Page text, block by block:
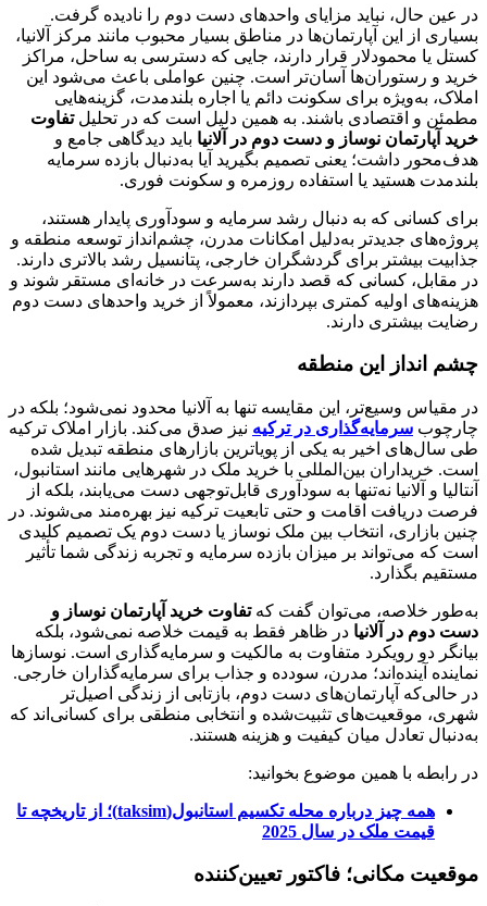
در عین حال، نباید مزایای واحدهای دست‌ دوم را نادیده گرفت.
بسیاری از این آپارتمان‌ها در مناطق بسیار محبوب مانند مرکز آلانیا،
کستل یا محمودلار قرار دارند، جایی که دسترسی به ساحل، مراکز
خرید و رستوران‌ها آسان‌تر است. چنین عواملی باعث می‌شود این
املاک، به‌ویژه برای سکونت دائم یا اجاره بلندمدت، گزینه‌هایی
مطمئن و اقتصادی باشند. به همین دلیل است که در تحلیلتفاوت
خرید آپارتمان نوساز و دست‌ دوم در آلانیا باید دیدگاهی جامع و
هدف‌محور داشت؛ یعنی تصمیم بگیرید آیا به‌دنبال بازده سرمایه
بلندمدت هستید یا استفاده روزمره و سکونت فوری.
برای کسانی که به دنبال رشد سرمایه و سودآوری پایدار هستند،
پروژه‌های جدیدتر به‌دلیل امکانات مدرن، چشم‌انداز توسعه منطقه و
جذابیت بیشتر برای گردشگران خارجی، پتانسیل رشد بالاتری دارند.
در مقابل، کسانی که قصد دارند به‌سرعت در خانه‌ای مستقر شوند و
هزینه‌های اولیه کمتری بپردازند، معمولاً از خرید واحدهای دست‌ دوم
رضایت بیشتری دارند.
چشم انداز این منطقه
در مقیاس وسیع‌تر، این مقایسه تنها به آلانیا محدود نمی‌شود؛ بلکه در
چارچوب سرمایه‌گذاری در ترکیه نیز صدق می‌کند. بازار املاک ترکیه
طی سال‌های اخیر به یکی از پویاترین بازارهای منطقه تبدیل شده
است. خریداران بین‌المللی با خرید ملک در شهرهایی مانند استانبول،
آنتالیا و آلانیا نه‌تنها به سودآوری قابل‌توجهی دست می‌یابند، بلکه از
فرصت دریافت اقامت و حتی تابعیت ترکیه نیز بهره‌مند می‌شوند. در
چنین بازاری، انتخاب بین ملک نوساز یا دست‌ دوم یک تصمیم کلیدی
است که می‌تواند بر میزان بازده سرمایه و تجربه زندگی شما تأثیر
مستقیم بگذارد.
به‌طور خلاصه، می‌توان گفت کهتفاوت خرید آپارتمان نوساز و
دست‌ دوم در آلانیا در ظاهر فقط به قیمت خلاصه نمی‌شود، بلکه
بیانگر دو رویکرد متفاوت به مالکیت و سرمایه‌گذاری است. نوسازها
نماینده آینده‌اند؛ مدرن، سودده و جذاب برای سرمایه‌گذاران خارجی.
در حالی‌که آپارتمان‌های دست‌ دوم، بازتابی از زندگی اصیل‌تر
شهری، موقعیت‌های تثبیت‌شده و انتخابی منطقی برای کسانی‌اند که
به‌دنبال تعادل میان کیفیت و هزینه هستند.
در رابطه با همین موضوع بخوانید:
همه چیز درباره محله تکسیم استانبول(taksim)؛ از تاریخچه تا
قیمت ملک در سال 2025
موقعیت مکانی؛ فاکتور تعیین‌کننده